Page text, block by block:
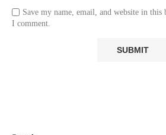
Save my name, email, and website in
I comment.